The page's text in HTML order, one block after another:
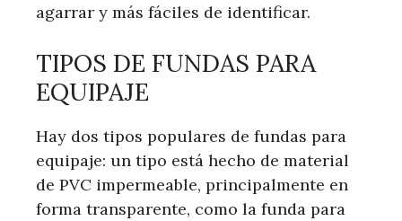
agarrar y más fáciles de identificar.
TIPOS DE FUNDAS PARA
EQUIPAJE
Hay dos tipos populares de fundas para
equipaje: un tipo está hecho de material
de PVC impermeable, principalmente en
forma transparente, como la funda para